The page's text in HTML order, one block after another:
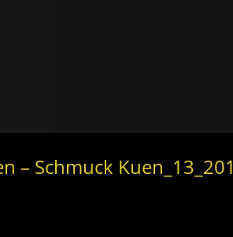
– Schmuck